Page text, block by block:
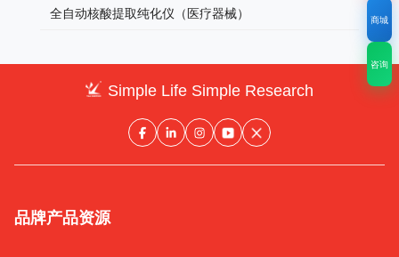
全自动核酸提取纯化仪（医疗器械）
Simple Life Simple Research
品牌产品资源
商城
咨询